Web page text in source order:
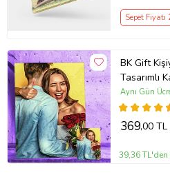
Kargo Gönderimi
Paketleme
Sepet Fiyatı
BK Gift
Tasarımlı
Hediye,
Günü
Aynı Gün
369,00 TL
39,36